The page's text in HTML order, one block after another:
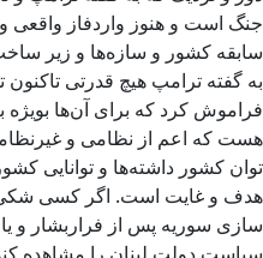
جنگ است و هنوز واردفاز
سابقه کشور و سازه‌ها و زیر
به گفته ترامپ هیچ قدرتی تاکنون
فراموش کرد که برای آن‌ها بویژه
هست که اعم از نظامی و
توان کشور داشته‌ها و توانایی‌
هدف و غایت است. اگر کسی شکی
سازی سوریه پس از فراربشار و